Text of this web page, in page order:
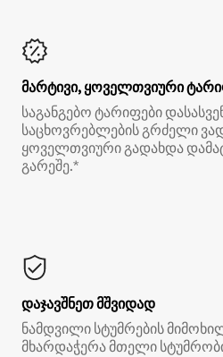
მარტივი, ყოველთვიური
საგანგებო ტარიფები
საცხოვრებლების გრძელი
ყოველთვიური გადახდა
გარეშე.*
დაჯავშნეთ მშვიდად
ნამდვილი სტუმრების
მხარდაჭერა მთელი